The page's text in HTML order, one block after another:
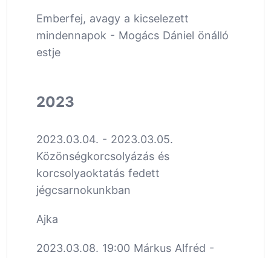
Emberfej, avagy a kicselezett
mindennapok - Mogács Dániel önálló
estje
2023
2023.03.04. - 2023.03.05.
Közönségkorcsolyázás és
korcsolyaoktatás fedett
jégcsarnokunkban
Ajka
2023.03.08. 19:00 Márkus Alfréd -